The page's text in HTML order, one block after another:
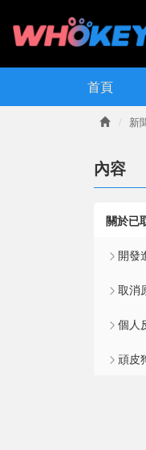
首頁
新
內容
開發
取消
個人
頑皮